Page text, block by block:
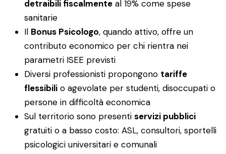
detraibili fiscalmente al 19% come spese
sanitarie
Il Bonus Psicologo, quando attivo, offre un
contributo economico per chi rientra nei
parametri ISEE previsti
Diversi professionisti propongono tariffe
flessibili o agevolate per studenti, disoccupati o
persone in difficoltà economica
Sul territorio sono presenti servizi pubblici
gratuiti o a basso costo: ASL, consultori, sportelli
psicologici universitari e comunali